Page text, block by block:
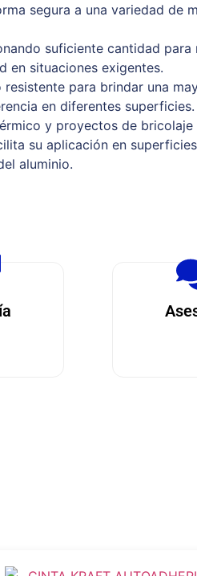
segura a una variedad de
suficiente cantidad para
en situaciones exigentes.
para brindar una
en diferentes superficies.
y proyectos de bricolaje
su aplicación en
aluminio.